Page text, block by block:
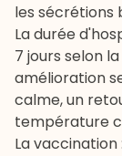
les sécrétions
La durée
7 jours selon
amélioration
calme, un
température
La